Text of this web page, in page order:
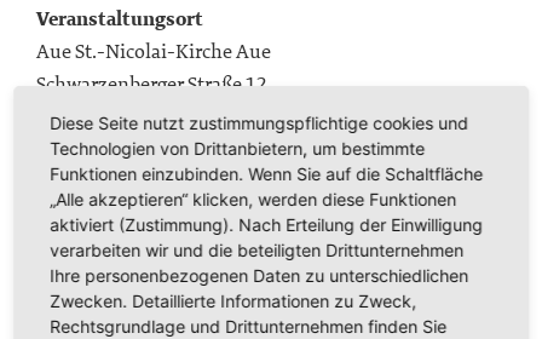
Veranstaltungsort
Aue St.-Nicolai-Kirche Aue
Schwarzenberger Straße 12
08280 Aue-Bad Schlema
Art der Veranstaltung
Gottesdienste
Internetadresse
Diese Seite nutzt zustimmungspflichtige cookies und
Technologien von Drittanbietern, um bestimmte
Funktionen einzubinden. Wenn Sie auf die Schaltfläche
„Alle akzeptieren“ klicken, werden diese Funktionen
aktiviert (Zustimmung). Nach Erteilung der Einwilligung
verarbeiten wir und die beteiligten Drittunternehmen
Ihre personenbezogenen Daten zu unterschiedlichen
Zwecken. Detaillierte Informationen zu Zweck,
Rechtsgrundlage und Drittunternehmen finden Sie